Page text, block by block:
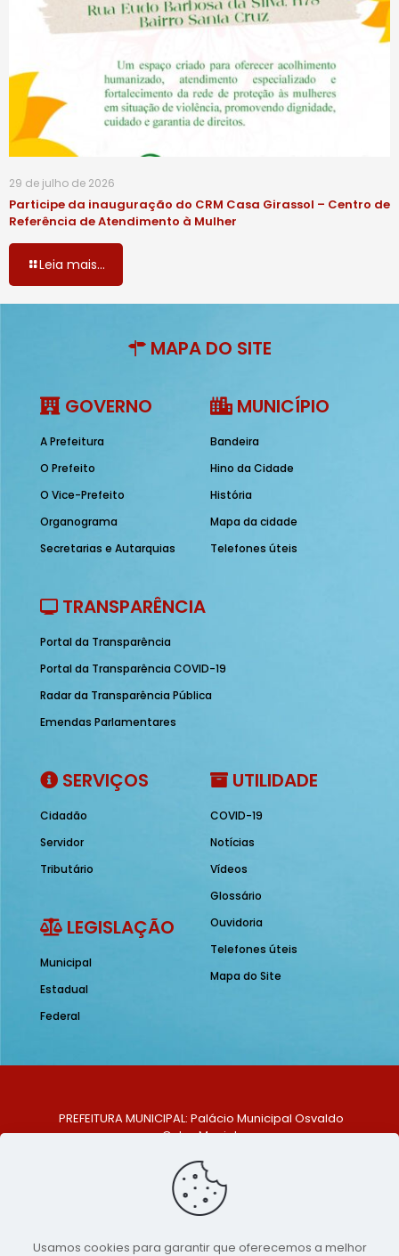
29 de julho de 2026
Participe da inauguração do CRM Casa Girassol – Centro de
Referência de Atendimento à Mulher
Leia mais...
MAPA DO SITE
GOVERNO
A Prefeitura
O Prefeito
O Vice-Prefeito
Organograma
Secretarias e Autarquias
MUNICÍPIO
Bandeira
Hino da Cidade
História
Mapa da cidade
Telefones úteis
TRANSPARÊNCIA
Portal da Transparência
Portal da Transparência COVID-19
Radar da Transparência Pública
Emendas Parlamentares
SERVIÇOS
Cidadão
Servidor
Tributário
LEGISLAÇÃO
Municipal
Estadual
Federal
UTILIDADE
COVID-19
Notícias
Vídeos
Glossário
Ouvidoria
Telefones úteis
Mapa do Site
PREFEITURA MUNICIPAL: Palácio Municipal Osvaldo
Celso Maciel
Centro, São Bento do Una - PE. CEP: 553370-128
TELEFONE: (81) 99548-1569
E-MAIL: ouvidoria@saobentodouna.pe.gov.br
Usamos cookies para garantir que oferecemos a melhor